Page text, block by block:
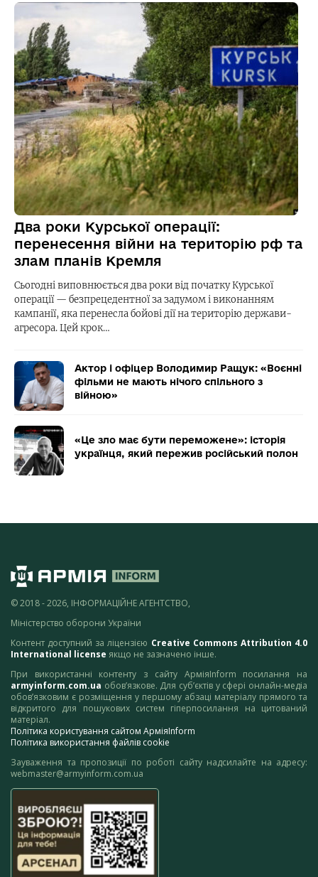
Два роки Курської операції:
перенесення війни на територію рф та
злам планів Кремля
Сьогодні виповнюється два роки від початку Курської
операції — безпрецедентної за задумом і виконанням
кампанії, яка перенесла бойові дії на територію держави-
агресора. Цей крок…
Актор і офіцер Володимир Ращук: «Воєнні
фільми не мають нічого спільного з
війною»
«Це зло має бути переможене»: історія
українця, який пережив російський полон
© 2018 - 2026, ІНФОРМАЦІЙНЕ АГЕНТСТВО,
Міністерство оборони України
Контент доступний за ліцензією Creative Commons Attribution 4.0
International license якщо не зазначено інше.
При використанні контенту з сайту АрміяInform посилання на
armyinform.com.ua обов’язкове. Для суб’єктів у сфері онлайн-медіа
обов’язковим є розміщення у першому абзаці матеріалу прямого та
відкритого для пошукових систем гіперпосилання на цитований
матеріал.
Політика користування сайтом АрміяInform
Політика використання файлів cookie
Зауваження та пропозиції по роботі сайту надсилайте на адресу:
webmaster@armyinform.com.ua